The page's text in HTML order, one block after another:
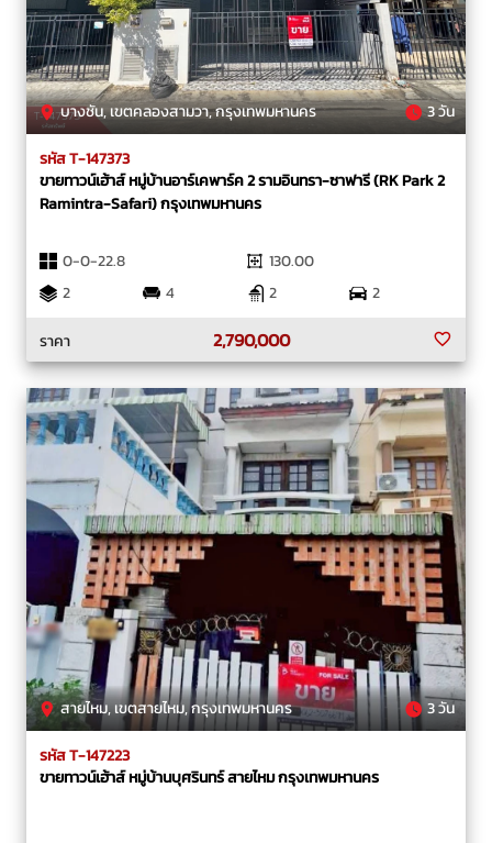
บางชัน, เขตคลองสามวา, กรุงเทพมหานคร 3 วัน
รหัส T-147373
ขายทาวน์เฮ้าส์ หมู่บ้านอาร์เคพาร์ค 2 รามอินทรา-ซาฟารี (RK Park 2
Ramintra-Safari) กรุงเทพมหานคร
0-0-22.8
130.00
2
4 2
2
ราคา
2,790,000
สายไหม, เขตสายไหม, กรุงเทพมหานคร 3 วัน
รหัส T-147223
ขายทาวน์เฮ้าส์ หมู่บ้านบุศรินทร์ สายไหม กรุงเทพมหานคร